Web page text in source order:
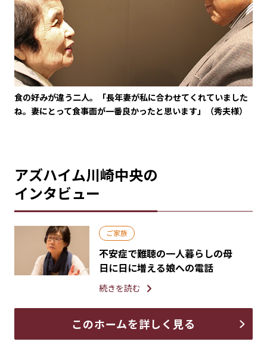
食の好みが違う二人。「長年妻が私に合わせてくれていました
ね。妻にとって食事面が一番良かったと思います」（秀夫様）
アズハイム川崎中央の
インタビュー
ご家族
不安症で難聴の一人暮らしの母
日に日に増える娘への電話
続きを読む
このホームを詳しく見る